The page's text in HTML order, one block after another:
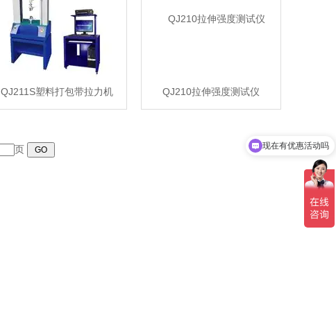
QJ211S塑料打包带拉力机 QJ210拉伸强度测试仪
页 可以介绍下你们的产品么